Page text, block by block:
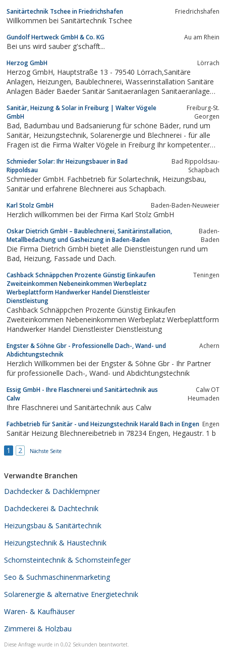
Sanitärtechnik Tschee in Friedrichshafen Friedrichshafen
Willkommen bei Sanitärtechnik Tschee
Gundolf Hertweck GmbH & Co. KG Au am Rhein
Bei uns wird sauber g'schafft...
Herzog GmbH Lörrach
Herzog GmbH, Hauptstraße 13 - 79540 Lörrach,Sanitäre
Anlagen, Heizungen, Baublechnerei, Wasserinstallation Sanitäre
Anlagen Bäder Baeder Sanitär Sanitaeranlagen Sanitaeranlage
Sanitär, Heizung & Solar in Freiburg | Walter Vögele
GmbH
Freiburg-St.
Georgen
Bad, Badumbau und Badsanierung für schöne Bäder, rund um
Sanitär, Heizungstechnik, Solarenergie und Blechnerei - für alle
Fragen ist die Firma Walter Vögele in Freiburg Ihr kompetenter
Schmieder Solar: Ihr Heizungsbauer in Bad
Rippoldsau
Bad Rippoldsau-
Schapbach
Schmieder GmbH. Fachbetrieb für Solartechnik, Heizungsbau,
Sanitär und erfahrene Blechnerei aus Schapbach.
Karl Stolz GmbH Baden-Baden-Neuweier
Herzlich willkommen bei der Firma Karl Stolz GmbH
Oskar Dietrich GmbH – Baublechnerei, Sanitärinstallation,
Metallbedachung und Gasheizung in Baden-Baden
Baden-
Baden
Die Firma Dietrich GmbH bietet alle Dienstleistungen rund um
Bad, Heizung, Fassade und Dach.
Cashback Schnäppchen Prozente Günstig Einkaufen
Zweiteinkommen Nebeneinkommen Werbeplatz
Werbeplattform Handwerker Handel Dienstleister
Dienstleistung
Teningen
Cashback Schnäppchen Prozente Günstig Einkaufen
Zweiteinkommen Nebeneinkommen Werbeplatz Werbeplattform
Handwerker Handel Dienstleister Dienstleistung
Engster & Söhne Gbr - Professionelle Dach-, Wand- und
Abdichtungstechnik
Achern
Herzlich Willkommen bei der Engster & Söhne Gbr - Ihr Partner
für professionelle Dach-, Wand- und Abdichtungstechnik
Essig GmbH - Ihre Flaschnerei und Sanitärtechnik aus
Calw
Calw OT
Heumaden
Ihre Flaschnerei und Sanitärtechnik aus Calw
Fachbetrieb für Sanitär - und Heizungstechnik Harald Bach in Engen Engen
Sanitär Heizung Blechnereibetrieb in 78234 Engen, Hegaustr. 1 b
1
2 Nächste Seite
Verwandte Branchen
Dachdecker & Dachklempner
Dachdeckerei & Dachtechnik
Heizungsbau & Sanitärtechnik
Heizungstechnik & Haustechnik
Schornsteintechnik & Schornsteinfeger
Seo & Suchmaschinenmarketing
Solarenergie & alternative Energietechnik
Waren- & Kaufhäuser
Zimmerei & Holzbau
Diese Anfrage wurde in 0,02 Sekunden beantwortet.